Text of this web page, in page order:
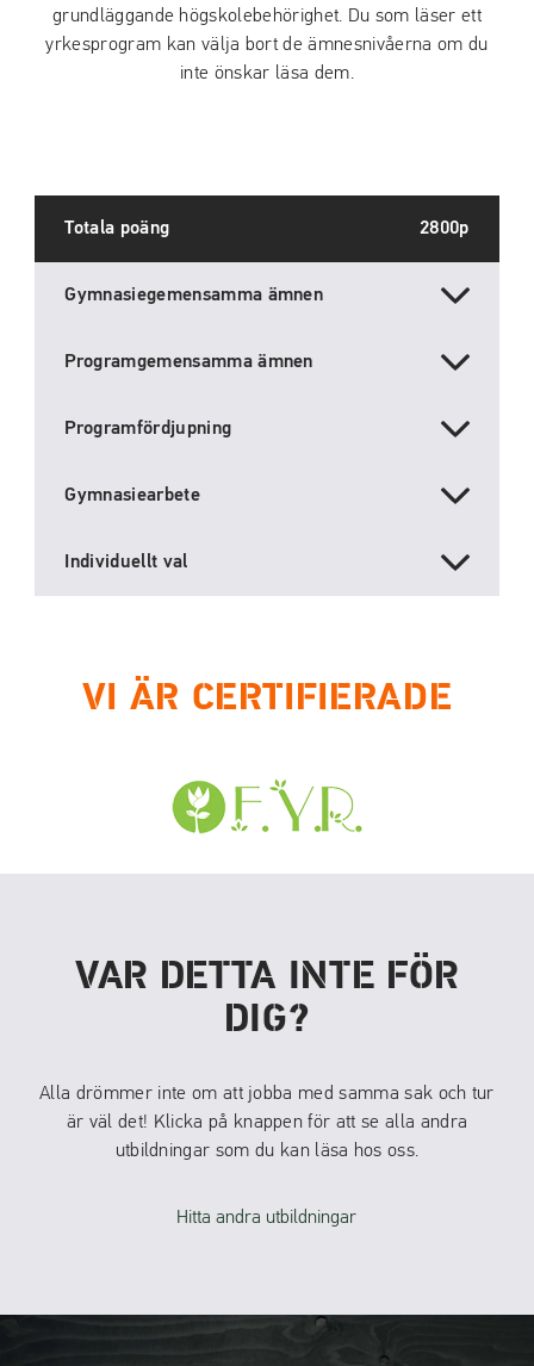
grundläggande högskolebehörighet. Du som läser ett
yrkesprogram kan välja bort de ämnesnivåerna om du
inte önskar läsa dem.
Totala poäng 2800p
Gymnasiegemensamma ämnen
Programgemensamma ämnen
Programfördjupning
Gymnasiearbete
Individuellt val
VI ÄR CERTIFIERADE
VAR DETTA INTE FÖR
DIG?
Alla drömmer inte om att jobba med samma sak och tur
är väl det! Klicka på knappen för att se alla andra
utbildningar som du kan läsa hos oss.
Hitta andra utbildningar